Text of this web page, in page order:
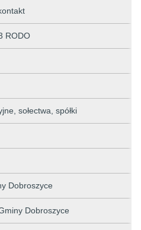
RODO
sołectwa, spółki
Dobroszyce
Dobroszyce